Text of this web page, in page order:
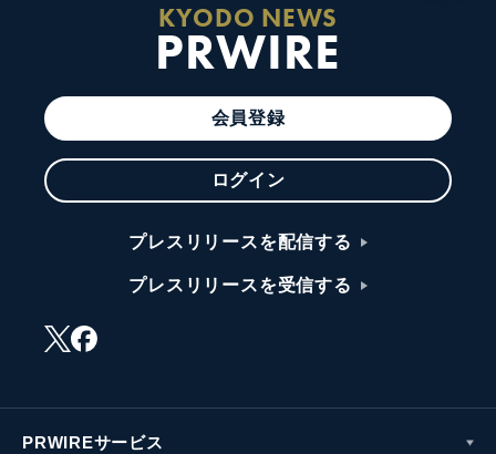
KYODO NEWS
PRWIRE
会員登録
ログイン
プレスリリースを配信する
プレスリリースを受信する
PRWIREサービス